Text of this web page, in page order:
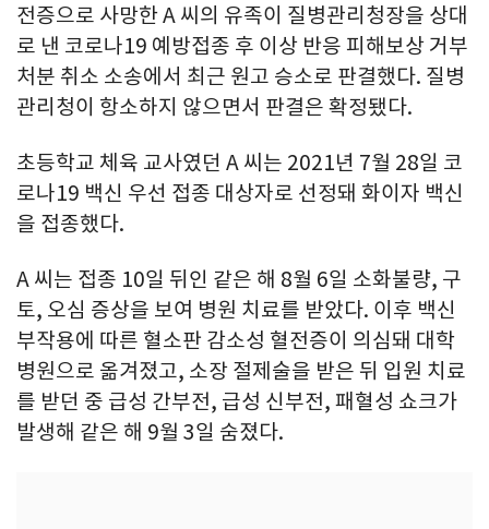
전증으로 사망한 A 씨의 유족이 질병관리청장을 상대
로 낸 코로나19 예방접종 후 이상 반응 피해보상 거부
처분 취소 소송에서 최근 원고 승소로 판결했다. 질병
관리청이 항소하지 않으면서 판결은 확정됐다.
초등학교 체육 교사였던 A 씨는 2021년 7월 28일 코
로나19 백신 우선 접종 대상자로 선정돼 화이자 백신
을 접종했다.
A 씨는 접종 10일 뒤인 같은 해 8월 6일 소화불량, 구
토, 오심 증상을 보여 병원 치료를 받았다. 이후 백신
부작용에 따른 혈소판 감소성 혈전증이 의심돼 대학
병원으로 옮겨졌고, 소장 절제술을 받은 뒤 입원 치료
를 받던 중 급성 간부전, 급성 신부전, 패혈성 쇼크가
발생해 같은 해 9월 3일 숨졌다.